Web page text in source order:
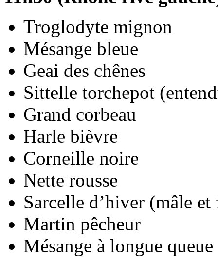
Troglodyte mignon
Mésange bleue
Geai des chênes
Sittelle torchepot
Grand corbeau
Harle bièvre
Corneille noire
Nette rousse
Sarcelle d’hiver (mâle
Martin pêcheur
Mésange à longue queue